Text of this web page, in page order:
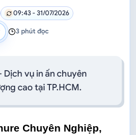
09:43 - 31/07/2026
3 phút đọc
chưa hỗ trợ đọc bài viết.
Dịch vụ in ấn chuyên
cao tại TP.HCM.
Chuyên Nghiệp,